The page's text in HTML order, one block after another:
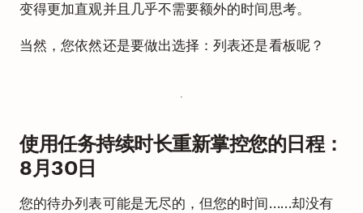
变得更加直观并且几乎不需要额外的时间思考。
当然，您依然还是要做出选择：列表还是看板呢？
使用任务持续时长重新掌控您的日程：
8月30日
您的待办列表可能是无尽的，但您的时间……却没有